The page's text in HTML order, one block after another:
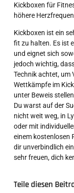
Kickboxen für
höhere
Kickboxen ist ein
fit zu halten. Es ist
und eignet sich
jedoch wichtig,
Technik achtet, um
Wettkämpfe im
unter Beweis
Du warst auf der
nicht weit weg, in
oder mit
einem kostenlosen
dir unverbindlich
sehr freuen, dich
Teile diesen